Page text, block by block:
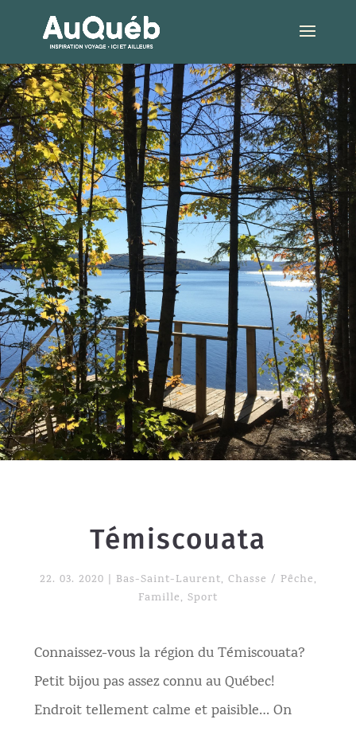
Témiscouata
22. 03. 2020 Bas-Saint-Laurent, Chasse / Pêche,
Famille, Sport
Connaissez-vous la région du Témiscouata?
Petit bijou pas assez connu au Québec!
Endroit tellement calme et paisible… On